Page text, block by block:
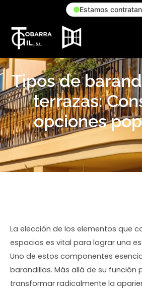
Estamos
Tipos de
terrazas:
opciones
La elección de los elementos que
espacios es vital para lograr una
Uno de estos componentes
barandillas. Más allá de su función
transformar radicalmente la